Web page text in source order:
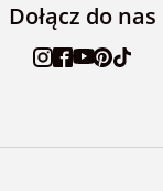
Dołącz do nas